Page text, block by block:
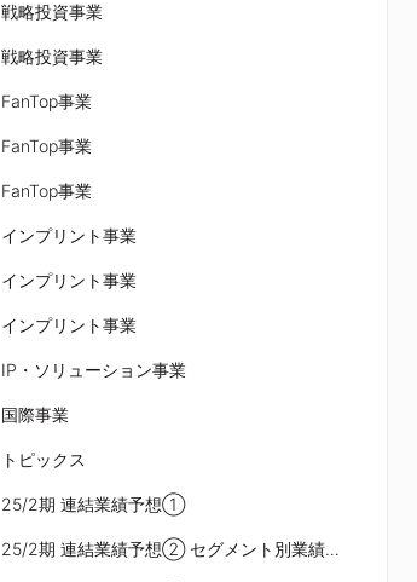
戦略投資事業
戦略投資事業
FanTop事業
FanTop事業
FanTop事業
インプリント事業
インプリント事業
インプリント事業
IP・ソリューション事業
国際事業
トピックス
25/2期 連結業績予想①
25/2期 連結業績予想② セグメント別業績予想